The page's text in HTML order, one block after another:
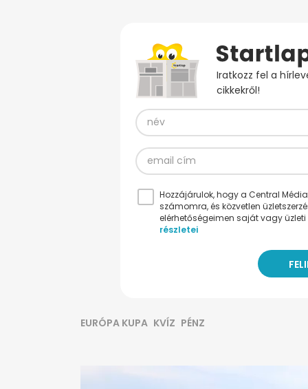
Iratkozz fel a
cikkekről!
Hozzájárulok, hogy a Central
számomra, és közvetlen
elérhetőségeimen saját vagy
részletei
EURÓPA KUPA KVÍZ PÉNZ